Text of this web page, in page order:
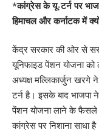
*कांग्रेस के यू-टर्न पर
हिमाचल और कर्नाटक में
केंद्र सरकार की ओर से
यूनिफाइड पेंशन योजना
अध्यक्ष मल्लिकार्जुन खरगे
टर्न है। इसके बाद भाजपा
पेंशन योजना लाने के फैसले
कांग्रेस पर निशाना साधा